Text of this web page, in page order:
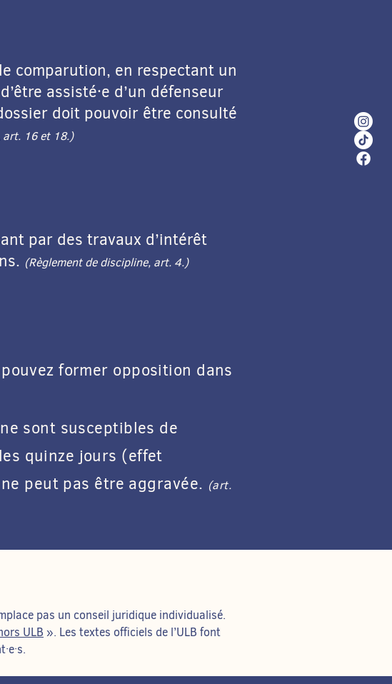
comparution, en respectant un
assisté·e d’un défenseur
doit pouvoir être consulté
art. 16 et 18.)
par des travaux d’intérêt
(Règlement de discipline, art. 4.)
former opposition dans
sont susceptibles de
quinze jours (effet
peut pas être aggravée. (art.
pas un conseil juridique individualisé.
ULB ». Les textes officiels de l’ULB font